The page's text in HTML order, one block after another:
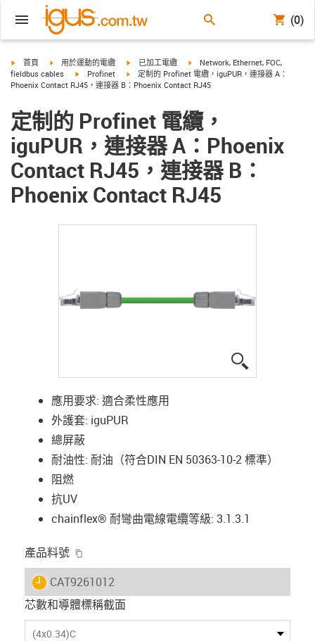
(0)
igus-icon-arrow-right
首頁 igus-icon-arrow-right
用於運動的電纜 igus-icon-arrow-right
已加工電纜 igus-icon-arrow-right
Network, Ethernet, FOC,
fieldbus cables
igus-icon-arrow-right
Profinet igus-icon-arrow-right
定制的 Profinet 電纜，iguPUR，連接器 A：
Phoenix Contact RJ45，連接器 B：Phoenix Contact RJ45
定制的 Profinet 電纜，
iguPUR，連接器 A：Phoenix
Contact RJ45，連接器 B：
Phoenix Contact RJ45
應用要求: 適合柔性應用
外護套: iguPUR
總屏蔽
耐油性: 耐油（符合DIN EN 50363-10-2 標準）
阻燃
抗UV
chainflex® 耐彎曲電線電纜等級: 3.1.3.1
產品料號
igus-icon-lieferzeit
CAT9261012
芯數和導體標稱截面
(4x0.34)C